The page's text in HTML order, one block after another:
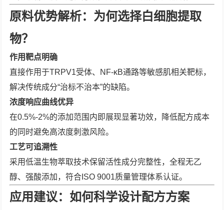
原料优势解析：为何选择白细胞提取
物？
作用靶点明确
直接作用于TRPV1受体、NF-κB通路等敏感肌相关靶标，
解决传统成分“治标不治本”的缺陷。
浓度响应曲线优异
在0.5%-2%的添加范围内即展现显著功效，降低配方成本
的同时避免高浓度刺激风险。
工艺可追溯性
采用低温生物萃取技术保留活性成分完整性，全程无乙
醇、强酸添加，符合ISO 9001质量管理体系认证。
应用建议：如何科学设计配方方案